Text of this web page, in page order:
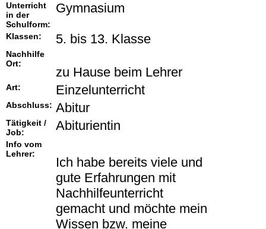
Unterricht
in der
Schulform:
Gymnasium
Klassen: 5. bis 13. Klasse
Nachhilfe
Ort:
zu Hause beim Lehrer
Art: Einzelunterricht
Abschluss: Abitur
Tätigkeit /
Job:
Abiturientin
Info vom
Lehrer:
Ich habe bereits viele und
gute Erfahrungen mit
Nachhilfeunterricht
gemacht und möchte mein
Wissen bzw. meine